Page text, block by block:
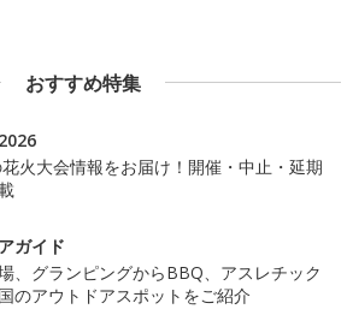
おすすめ特集
火大会情報をお届け！開催・中止・延期
ガイド
、グランピングからBBQ、アスレチック
のアウトドアスポットをご紹介